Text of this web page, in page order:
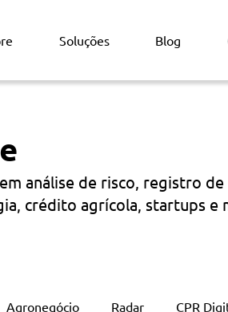
Soluções Blog
análise de risco, registro
crédito agrícola, startups e
Agronegócio Radar CPR